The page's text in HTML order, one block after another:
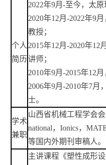
个人
简历
2022年9月-至今，太
2020年12月-2022年9
教授；
2015年12月-2020年
讲师；
2010年9月-2015年12
2006年9月-2010年7
士。
学术
兼职
山西省机械工程学会
national，Ionics，
等国内外期刊审稿人。
主讲课程《塑性成形